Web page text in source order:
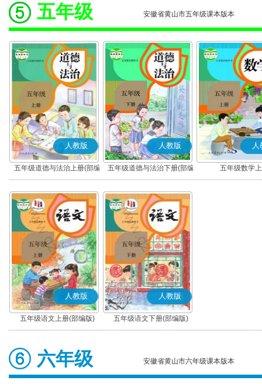
五年级 安徽省黄山市五年级课本版本
人教版
五年级道德与法治上册(部编
版)
人教版
五年级道德与法治下册(部编
版)
人
五年级数学
人教版
五年级语文上册(部编版)
人教版
五年级语文下册(部编版)
六年级 安徽省黄山市六年级课本版本